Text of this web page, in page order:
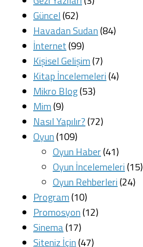
Güncel(62)
Havadan Sudan(84)
İnternet(99)
Kişisel Gelişim(7)
Kitap İncelemeleri(4)
Mikro Blog(53)
Mim(9)
Nasıl Yapılır?(72)
Oyun(109)
Oyun Haber(41)
Oyun İncelemeleri(15)
Oyun Rehberleri(24)
Program(10)
Promosyon(12)
Sinema(17)
Siteniz İçin(47)